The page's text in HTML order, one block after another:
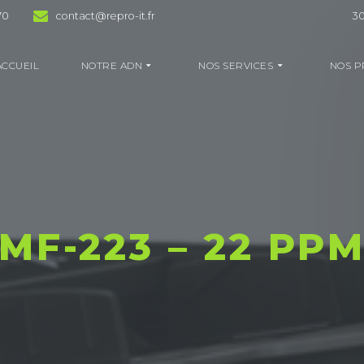
contact@repro-it.fr
NOTRE ADN NOS SERVICES NOS
223 – 22